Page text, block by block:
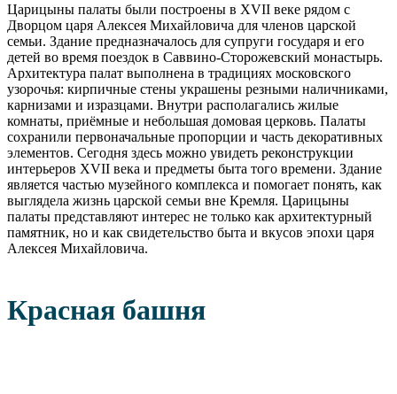
Царицыны палаты были построены в XVII веке рядом с
Дворцом царя Алексея Михайловича для членов царской
семьи. Здание предназначалось для супруги государя и его
детей во время поездок в Саввино-Сторожевский монастырь.
Архитектура палат выполнена в традициях московского
узорочья: кирпичные стены украшены резными наличниками,
карнизами и изразцами. Внутри располагались жилые
комнаты, приёмные и небольшая домовая церковь. Палаты
сохранили первоначальные пропорции и часть декоративных
элементов. Сегодня здесь можно увидеть реконструкции
интерьеров XVII века и предметы быта того времени. Здание
является частью музейного комплекса и помогает понять, как
выглядела жизнь царской семьи вне Кремля. Царицыны
палаты представляют интерес не только как архитектурный
памятник, но и как свидетельство быта и вкусов эпохи царя
Алексея Михайловича.
Красная башня